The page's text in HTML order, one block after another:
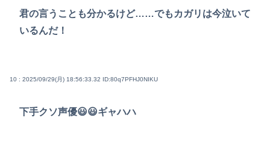
君の言うことも分かるけど……でもカガリは今泣いて
いるんだ！
10 : 2025/09/29(月) 18:56:33.32 ID:80q7PFHJ0NIKU
下手クソ声優😃😃ギャハハ